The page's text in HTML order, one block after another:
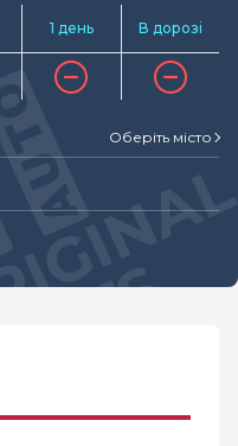
1 день В дорозі
Оберіть місто